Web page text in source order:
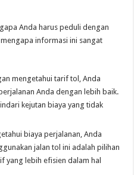
Anda harus peduli dengan
informasi ini sangat
mengetahui tarif tol, Anda
Anda dengan lebih baik.
kejutan biaya yang tidak
biaya perjalanan, Anda
jalan tol ini adalah pilihan
yang lebih efisien dalam hal